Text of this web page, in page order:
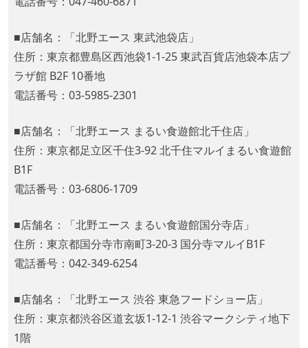
■店舗名：「北野エース 東武池袋店」
住所：東京都豊島区西池袋1-1-25 東武百貨店池袋本店プ
ラザ館 B2F 10番地
電話番号：03-5985-2301
■店舗名：「北野エース まるい食遊館北千住店」
住所：東京都足立区千住3-92 北千住マルイまるい食遊館
B1F
電話番号：03-6806-1709
■店舗名：「北野エース まるい食遊館国分寺店」
住所：東京都国分寺市南町3-20-3 国分寺マルイB1F
電話番号：042-349-6254
■店舗名：「北野エース 渋谷 東急フードショー店」
住所：東京都渋谷区道玄坂1-12-1 渋谷マークシティ地下
1階